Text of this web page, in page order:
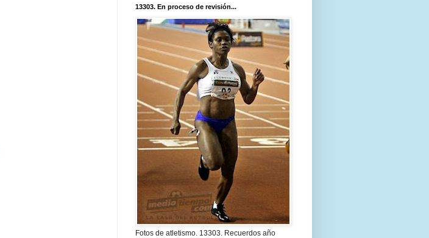
13303. En proceso de revisión...
Fotos de atletismo. 13303. Recuerdos año